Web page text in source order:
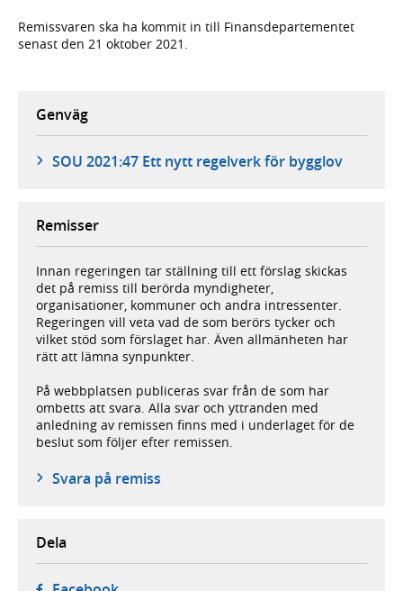
Remissvaren ska ha kommit in till Finansdepartementet
senast den 21 oktober 2021.
Genväg
SOU 2021:47 Ett nytt regelverk för bygglov
Remisser
Innan regeringen tar ställning till ett förslag skickas
det på remiss till berörda myndigheter,
organisationer, kommuner och andra intressenter.
Regeringen vill veta vad de som berörs tycker och
vilket stöd som förslaget har. Även allmänheten har
rätt att lämna synpunkter.
På webbplatsen publiceras svar från de som har
ombetts att svara. Alla svar och yttranden med
anledning av remissen finns med i underlaget för de
beslut som följer efter remissen.
Svara på remiss
Dela